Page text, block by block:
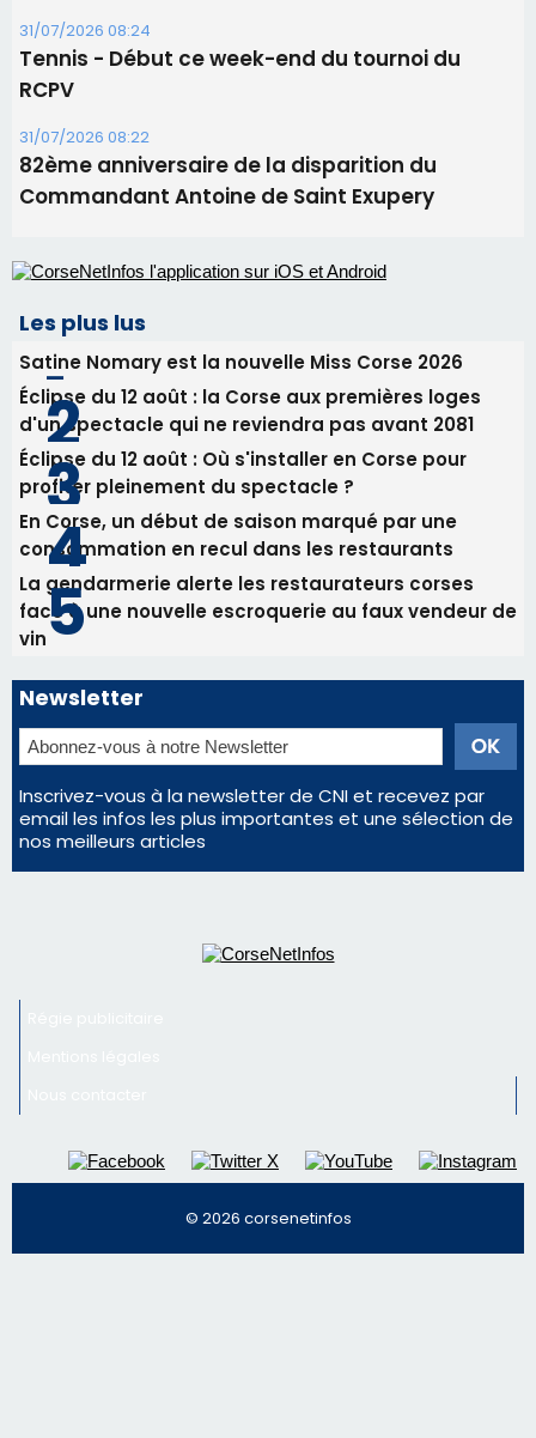
31/07/2026 08:24
Tennis - Début ce week-end du tournoi du
RCPV
31/07/2026 08:22
82ème anniversaire de la disparition du
Commandant Antoine de Saint Exupery
Les plus lus
Satine Nomary est la nouvelle Miss Corse 2026
Éclipse du 12 août : la Corse aux premières loges
d'un spectacle qui ne reviendra pas avant 2081
Éclipse du 12 août : Où s'installer en Corse pour
profiter pleinement du spectacle ?
En Corse, un début de saison marqué par une
consommation en recul dans les restaurants
La gendarmerie alerte les restaurateurs corses
face à une nouvelle escroquerie au faux vendeur de
vin
Newsletter
Inscrivez-vous à la newsletter de CNI et recevez par
email les infos les plus importantes et une sélection de
nos meilleurs articles
© 2026 corsenetinfos